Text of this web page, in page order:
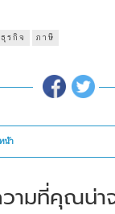
รกิจ ภาษี
น้า
ามที่คุณน่า